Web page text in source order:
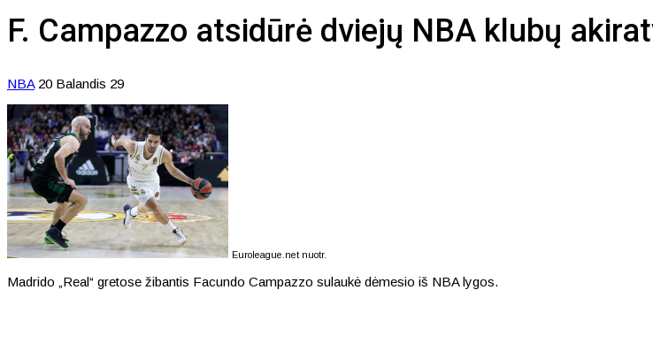
F. Campazzo atsidūrė dviejų NBA klubų
NBA 20 Balandis 29
Euroleague.net nuotr.
Madrido „Real“ gretose žibantis Facundo Campazzo sulaukė dėmesio iš NBA lygos.